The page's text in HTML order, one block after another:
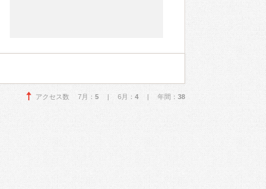
アクセス数 7月： 5 | 6月： 4 | 年間： 38